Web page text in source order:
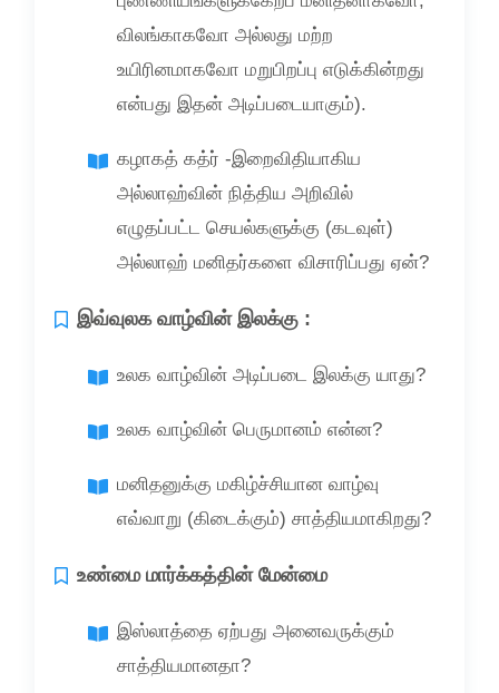
விலங்காகவோ அல்லது மற்ற
உயிரினமாகவோ மறுபிறப்பு எடுக்கின்றது
என்பது இதன் அடிப்படையாகும்).
கழாகத் கத்ர் -இறைவிதியாகிய
அல்லாஹ்வின் நித்திய அறிவில்
எழுதப்பட்ட செயல்களுக்கு (கடவுள்)
அல்லாஹ் மனிதர்களை விசாரிப்பது ஏன்?
இவ்வுலக வாழ்வின் இலக்கு :
உலக வாழ்வின் அடிப்படை இலக்கு யாது?
உலக வாழ்வின் பெருமானம் என்ன?
மனிதனுக்கு மகிழ்ச்சியான வாழ்வு
எவ்வாறு (கிடைக்கும்) சாத்தியமாகிறது?
உண்மை மார்க்கத்தின் மேன்மை
இஸ்லாத்தை ஏற்பது அனைவருக்கும்
சாத்தியமானதா?